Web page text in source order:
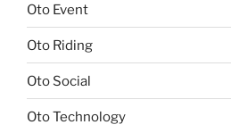
Oto Event
Oto Riding
Oto Social
Oto Technology